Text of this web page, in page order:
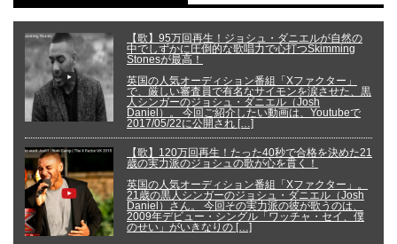
【歌】95万回再生！ジョシュ・ダニエルが自然の
中でしずかに圧倒的な歌唱力で心打つSkimming
Stonesが最高！
英国の人気オーディション番組「Xファクター」
で、厳しい審査員で有名なサイモンを涙させた、黒
人シンガーのジョシュ・ダニエル（Josh
Daniel）。 今回ご紹介したい動画は、Youtubeで
2017/05/22に公開され […]
【歌】120万回再生！たった40秒で合格を決めた21
歳の実力派のジョシュの歌が心を貫く！
英国の人気オーディション番組「Xファクター」。
21歳の黒人シンガーのジョシュ・ダニエル（Josh
Daniel）さん。 今回その実力派の彼が歌うのは、
2009年デビュー・シングル「ワッチャ・セイ、僕
のせい」がいきなりの […]